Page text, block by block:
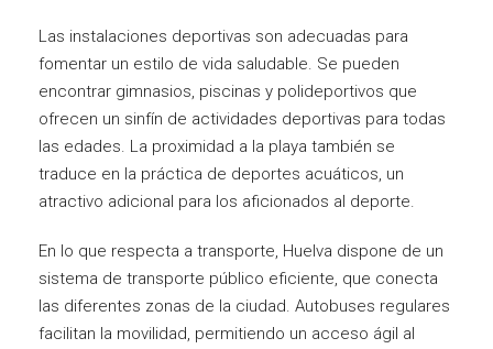
Las instalaciones deportivas son adecuadas para
fomentar un estilo de vida saludable. Se pueden
encontrar gimnasios, piscinas y polideportivos que
ofrecen un sinfín de actividades deportivas para todas
las edades. La proximidad a la playa también se
traduce en la práctica de deportes acuáticos, un
atractivo adicional para los aficionados al deporte.
En lo que respecta a transporte, Huelva dispone de un
sistema de transporte público eficiente, que conecta
las diferentes zonas de la ciudad. Autobuses regulares
facilitan la movilidad, permitiendo un acceso ágil al